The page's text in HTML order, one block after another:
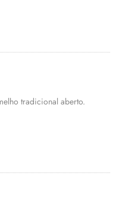
tradicional aberto.